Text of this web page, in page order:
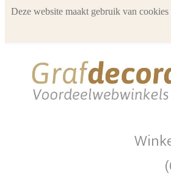
Deze website maakt gebruik van cookies